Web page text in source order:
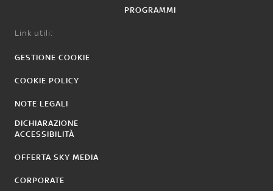
PROGRAMMI
Link utili:
GESTIONE COOKIE
COOKIE POLICY
NOTE LEGALI
DICHIARAZIONE
ACCESSIBILITÀ
OFFERTA SKY MEDIA
CORPORATE